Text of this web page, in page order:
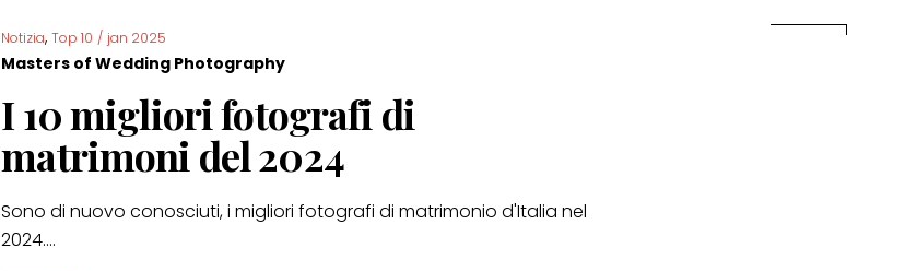
Notizia,Top 10 / jan 2025
Masters of Wedding Photography
I 10 migliori fotografi di
matrimoni del 2024
Sono di nuovo conosciuti, i migliori fotografi di matrimonio d'Italia nel
2024....